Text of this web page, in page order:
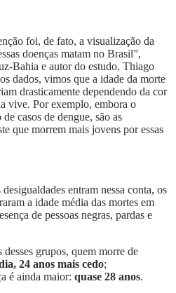
foi, de fato, a visualização da
doenças matam no Brasil”,
Bahia e autor do estudo, Thiago
dados, vimos que a idade da morte
drasticamente dependendo da cor
vive. Por exemplo, embora o
casos de dengue, são as
que morrem mais jovens por essas
entram nessa conta, os
a idade média das mortes em
de pessoas negras, pardas e
desses grupos, quem morre de
24 anos mais cedo;
é ainda maior: quase 28 anos.